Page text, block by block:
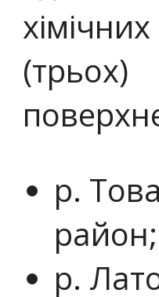
р.
район;
р.